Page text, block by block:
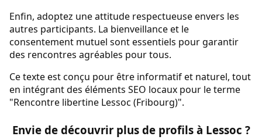
Enfin, adoptez une attitude respectueuse envers les
autres participants. La bienveillance et le
consentement mutuel sont essentiels pour garantir
des rencontres agréables pour tous.
Ce texte est conçu pour être informatif et naturel, tout
en intégrant des éléments SEO locaux pour le terme
"Rencontre libertine Lessoc (Fribourg)".
Envie de découvrir plus de profils à Lessoc ?